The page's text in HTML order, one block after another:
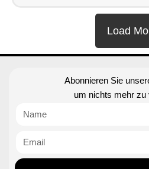
Load
Abonnieren Sie
um nichts mehr zu